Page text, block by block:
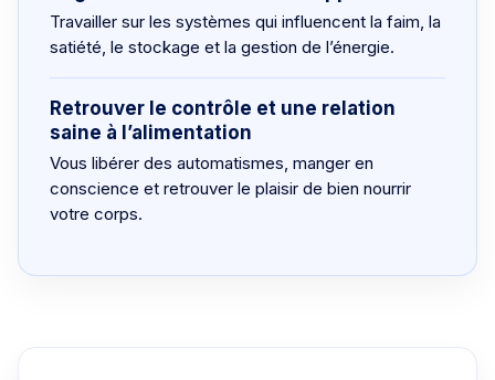
Travailler sur les systèmes qui influencent la faim, la
satiété, le stockage et la gestion de l’énergie.
Retrouver le contrôle et une relation
saine à l’alimentation
Vous libérer des automatismes, manger en
conscience et retrouver le plaisir de bien nourrir
votre corps.